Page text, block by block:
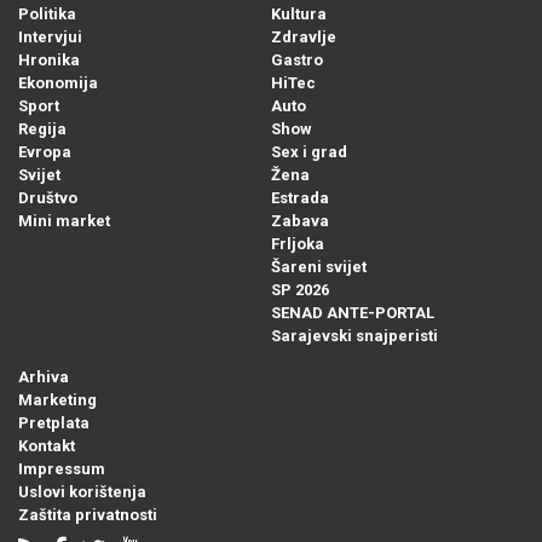
Politika
Intervjui
Hronika
Ekonomija
Sport
Regija
Evropa
Svijet
Društvo
Mini market
Kultura
Zdravlje
Gastro
HiTec
Auto
Show
Sex i grad
Žena
Estrada
Zabava
Frljoka
Šareni svijet
SP 2026
SENAD ANTE-PORTAL
Sarajevski snajperisti
Arhiva
Marketing
Pretplata
Kontakt
Impressum
Uslovi korištenja
Zaštita privatnosti